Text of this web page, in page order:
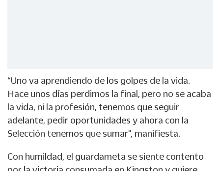
“Uno va aprendiendo de los golpes de la vida.
Hace unos días perdimos la final, pero no se acaba
la vida, ni la profesión, tenemos que seguir
adelante, pedir oportunidades y ahora con la
Selección tenemos que sumar”, manifiesta.
Con humildad, el guardameta se siente contento